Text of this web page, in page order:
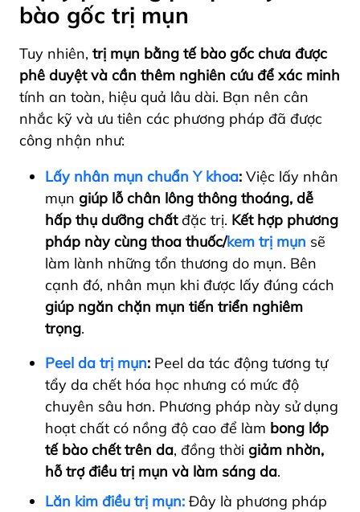
bào gốc trị mụn
Tuy nhiên, trị mụn bằng tế bào gốc chưa được
phê duyệt và cần thêm nghiên cứu để xác minh
tính an toàn, hiệu quả lâu dài. Bạn nên cân
nhắc kỹ và ưu tiên các phương pháp đã được
công nhận như:
Lấy nhân mụn chuẩn Y khoa: Việc lấy nhân
mụn giúp lỗ chân lông thông thoáng, dễ
hấp thụ dưỡng chấtđặc trị. Kết hợp phương
pháp này cùng thoa thuốc/kem trị mụn sẽ
làm lành những tổn thương do mụn. Bên
cạnh đó, nhân mụn khi được lấy đúng cách
giúp ngăn chặn mụn tiến triển nghiêm
trọng.
Peel da trị mụn: Peel da tác động tương tự
tẩy da chết hóa học nhưng có mức độ
chuyên sâu hơn. Phương pháp này sử dụng
hoạt chất có nồng độ cao để làm bong lớp
tế bào chết trên da, đồng thời giảm nhờn,
hỗ trợ điều trị mụn và làm sáng da.
Lăn kim điều trị mụn: Đây là phương pháp